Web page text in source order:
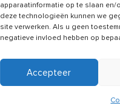
apparaatinformatie op te slaan
deze technologieën kunnen we
site verwerken. Als u geen
negatieve invloed hebben op
Accepteer